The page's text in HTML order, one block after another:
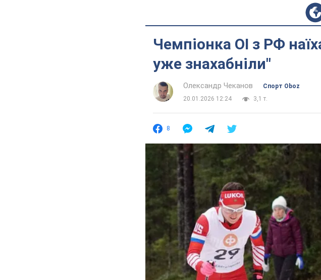
Чемпіонка ОІ з РФ
уже знахабніли"
Олександр Чеканов
Спорт Oboz
20.01.2026 12:24
3,1 т.
8